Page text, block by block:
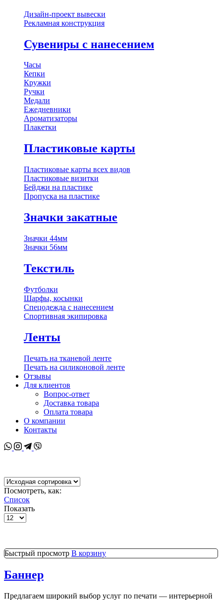
Дизайн-проект вывески
Рекламная конструкция
Сувениры с нанесением
Часы
Кепки
Кружки
Ручки
Медали
Ежедневники
Ароматизаторы
Плакетки
Пластиковые карты
Пластиковые карты всех видов
Пластиковые визитки
Бейджи на пластике
Пропуска на пластике
Значки закатные
Значки 44мм
Значки 56мм
Текстиль
Футболки
Шарфы, косынки
Спецодежда с нанесением
Спортивная экипировка
Ленты
Печать на тканевой ленте
Печать на силиконовой ленте
Отзывы
Для клиентов
Вопрос-ответ
Доставка товара
Оплата товара
О компании
Контакты
Whatsapp
Instagram
Telegram
Viber
Посмотреть, как:
Список
Показать
Товаров
Быстрый просмотр В корзину
Баннер
Предлагаем широкий выбор услуг по печати — интерьерной